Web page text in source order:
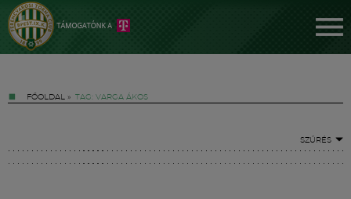
FŐOLDAL » TAG: VARGA ÁKOS
SZŰRÉS